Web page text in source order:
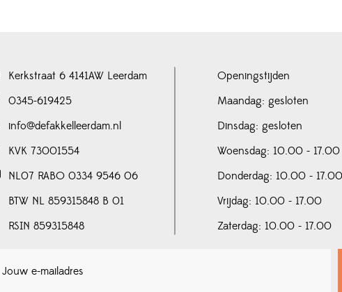
Kerkstraat 6 4141AW Leerdam
0345-619425
info@defakkelleerdam.nl
KVK 73001554
NL07 RABO 0334 9546 06
BTW NL 859315848 B 01
RSIN 859315848
Openingstijden
Maandag: gesloten
Dinsdag: gesloten
Woensdag: 10.00 - 17.00
Donderdag: 10.00 - 17.00
Vrijdag: 10.00 - 17.00
Zaterdag: 10.00 - 17.00